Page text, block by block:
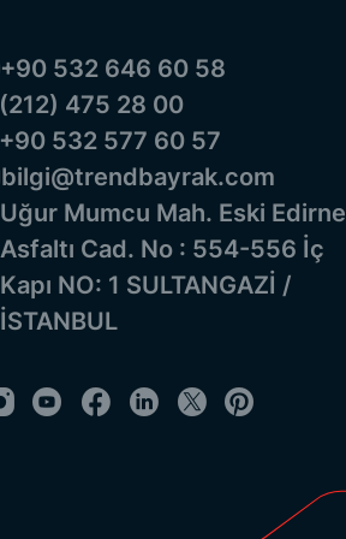
+90 532 646 60 58
(212) 475 28 00
+90 532 577 60 57
bilgi@trendbayrak.com
Uğur Mumcu Mah. Eski Edirne
Asfaltı Cad. No : 554-556 İç
Kapı NO: 1 SULTANGAZİ /
İSTANBUL